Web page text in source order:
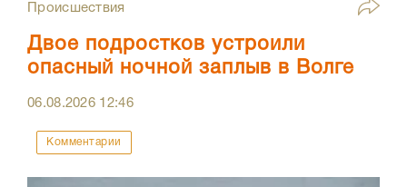
Происшествия
Двое подростков устроили
опасный ночной заплыв в Волге
06.08.2026 12:46
Комментарии